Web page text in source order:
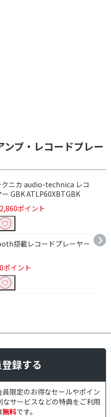
プ・レコードプレー
クニカ audio-technica レコ
GBK ATLP60XBTGBK
2,860ポイント
搭載レコードプレーヤー
0ポイント
録する
限定のお得なセールやポイン
サービスなどの特典をご利用
無料です。